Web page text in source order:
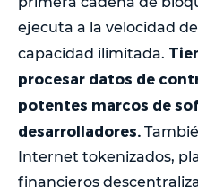
ejecuta a la velocidad
capacidad ilimitada.
procesar datos de
potentes marcos de
desarrolladores.
Internet tokenizados,
financieros